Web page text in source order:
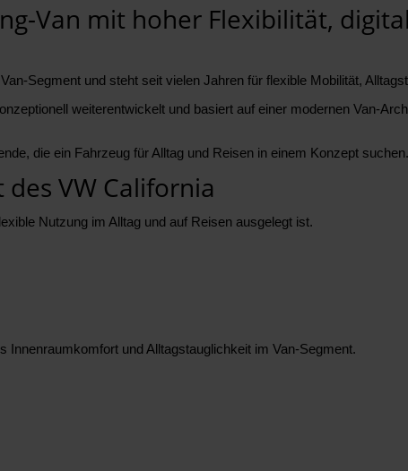
Van mit hoher Flexibilität,
Segment und steht seit vielen Jahren für flexible Mobilität,
weiterentwickelt und basiert auf einer modernen Van-
die ein Fahrzeug für Alltag und Reisen in einem Konzept suchen.
VW California
Nutzung im Alltag und auf Reisen ausgelegt ist.
und Alltagstauglichkeit im Van-Segment.